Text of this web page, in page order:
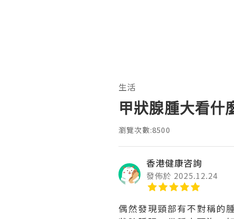
生活
甲狀腺腫大看什
瀏覽次數:8500
香港健康咨詢
發佈於 2025.12.24
偶然發現頸部有不對稱的